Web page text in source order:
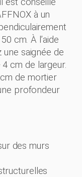
à un
cm. À l’aide
une saignée de
cm de largeur.
cm de mortier
profondeur
des murs